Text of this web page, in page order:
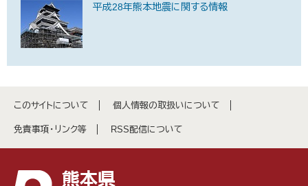
平成28年熊本地震に関する情報
このサイトについて 個人情報の取扱いについて
免責事項・リンク等 RSS配信について